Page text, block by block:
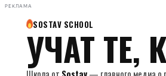
РЕКЛАМА